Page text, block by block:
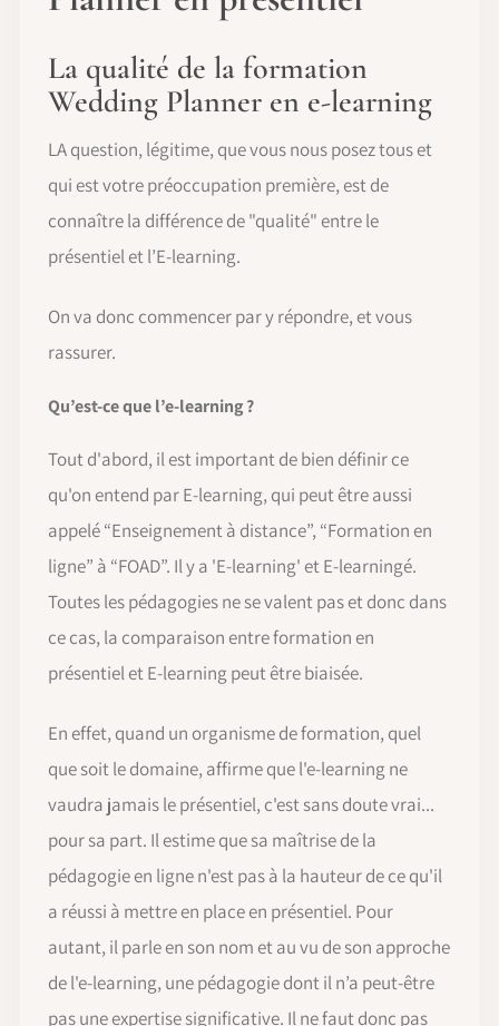
La qualité de la formation
Wedding Planner en e-learning
LA question, légitime, que vous nous posez tous et
qui est votre préoccupation première, est de
connaître la différence de "qualité" entre le
présentiel et l’E-learning.
On va donc commencer par y répondre, et vous
rassurer.
Qu’est-ce que l’e-learning ?
Tout d'abord, il est important de bien définir ce
qu'on entend par E-learning, qui peut être aussi
appelé “Enseignement à distance”, “Formation en
ligne” à “FOAD”. Il y a 'E-learning' et E-learningé.
Toutes les pédagogies ne se valent pas et donc dans
ce cas, la comparaison entre formation en
présentiel et E-learning peut être biaisée.
En effet, quand un organisme de formation, quel
que soit le domaine, affirme que l'e-learning ne
vaudra jamais le présentiel, c'est sans doute vrai...
pour sa part. Il estime que sa maîtrise de la
pédagogie en ligne n'est pas à la hauteur de ce qu'il
a réussi à mettre en place en présentiel. Pour
autant, il parle en son nom et au vu de son approche
de l'e-learning, une pédagogie dont il n’a peut-être
pas une expertise significative. Il ne faut donc pas